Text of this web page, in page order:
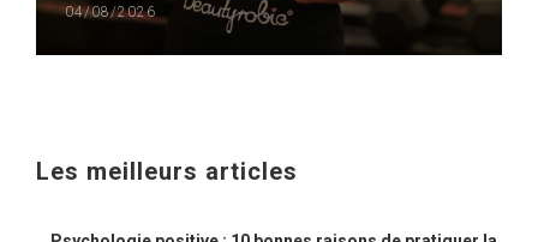
04/08/2026
Les meilleurs articles